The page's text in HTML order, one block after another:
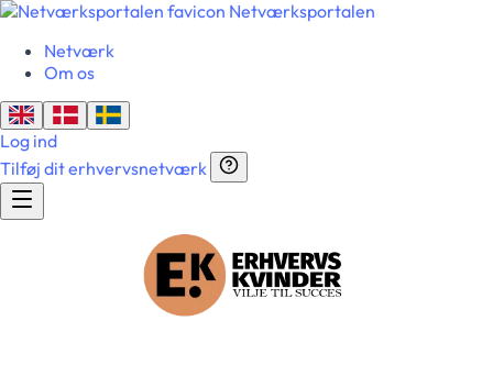
Netværksportalen
Netværk
Om os
Log ind
Tilføj dit erhvervsnetværk